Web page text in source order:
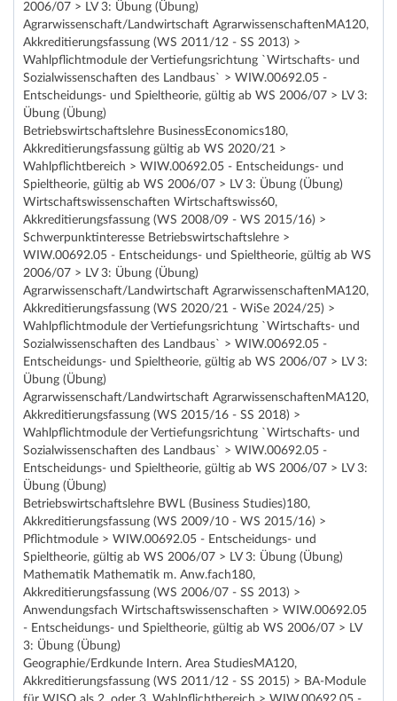
2006/07 > LV 3: Übung (Übung)
Agrarwissenschaft/Landwirtschaft AgrarwissenschaftenMA120,
Akkreditierungsfassung (WS 2011/12 - SS 2013) >
Wahlpflichtmodule der Vertiefungsrichtung `Wirtschafts- und
Sozialwissenschaften des Landbaus` > WIW.00692.05 -
Entscheidungs- und Spieltheorie, gültig ab WS 2006/07 > LV 3:
Übung (Übung)
Betriebswirtschaftslehre BusinessEconomics180,
Akkreditierungsfassung gültig ab WS 2020/21 >
Wahlpflichtbereich > WIW.00692.05 - Entscheidungs- und
Spieltheorie, gültig ab WS 2006/07 > LV 3: Übung (Übung)
Wirtschaftswissenschaften Wirtschaftswiss60,
Akkreditierungsfassung (WS 2008/09 - WS 2015/16) >
Schwerpunktinteresse Betriebswirtschaftslehre >
WIW.00692.05 - Entscheidungs- und Spieltheorie, gültig ab WS
2006/07 > LV 3: Übung (Übung)
Agrarwissenschaft/Landwirtschaft AgrarwissenschaftenMA120,
Akkreditierungsfassung (WS 2020/21 - WiSe 2024/25) >
Wahlpflichtmodule der Vertiefungsrichtung `Wirtschafts- und
Sozialwissenschaften des Landbaus` > WIW.00692.05 -
Entscheidungs- und Spieltheorie, gültig ab WS 2006/07 > LV 3:
Übung (Übung)
Agrarwissenschaft/Landwirtschaft AgrarwissenschaftenMA120,
Akkreditierungsfassung (WS 2015/16 - SS 2018) >
Wahlpflichtmodule der Vertiefungsrichtung `Wirtschafts- und
Sozialwissenschaften des Landbaus` > WIW.00692.05 -
Entscheidungs- und Spieltheorie, gültig ab WS 2006/07 > LV 3:
Übung (Übung)
Betriebswirtschaftslehre BWL (Business Studies)180,
Akkreditierungsfassung (WS 2009/10 - WS 2015/16) >
Pflichtmodule > WIW.00692.05 - Entscheidungs- und
Spieltheorie, gültig ab WS 2006/07 > LV 3: Übung (Übung)
Mathematik Mathematik m. Anw.fach180,
Akkreditierungsfassung (WS 2006/07 - SS 2013) >
Anwendungsfach Wirtschaftswissenschaften > WIW.00692.05
- Entscheidungs- und Spieltheorie, gültig ab WS 2006/07 > LV
3: Übung (Übung)
Geographie/Erdkunde Intern. Area StudiesMA120,
Akkreditierungsfassung (WS 2011/12 - SS 2015) > BA-Module